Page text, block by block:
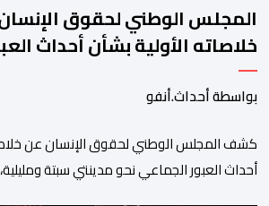
المجلس الوطني لحقوق
خلاصاته الأولية بشأن أحداث
ومليلية
بواسطة أحداث.أنفو
كشف المجلس الوطني لحقوق الإنسان عن
أحداث العبور الجماعي نحو مدينتي سبتة